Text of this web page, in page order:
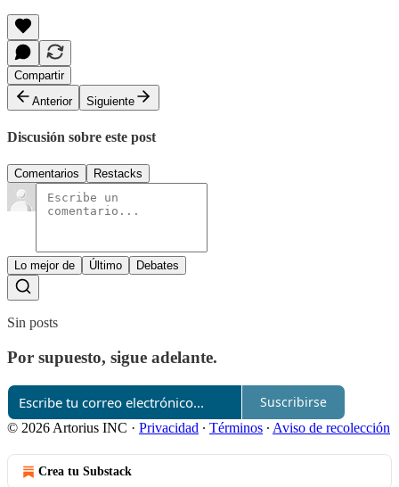
Compartir
Anterior
Siguiente
Discusión sobre este post
Comentarios Restacks
Lo mejor de Último Debates
Sin posts
Por supuesto, sigue adelante.
Suscribirse
© 2026 Artorius INC · Privacidad ∙ Términos ∙ Aviso de recolección
Crea tu Substack